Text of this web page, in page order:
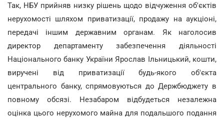
Так, НБУ прийняв низку рішень щодо відчуження об'єктів
нерухомості шляхом приватизації, продажу на аукціоні,
передачі іншим державним органам. Як наголосив
директор департаменту забезпечення діяльності
Національного банку України Ярослав Ільницький, кошти,
виручені від приватизації будь-якого об'єкта
центрального банку, спрямовуються до Держбюджету в
повному обсязі. Незабаром відбудеться незалежна
оцінка цього нерухомого майна для подальшого подання